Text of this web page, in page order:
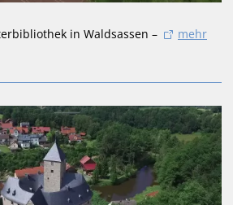
in Waldsassen –
mehr